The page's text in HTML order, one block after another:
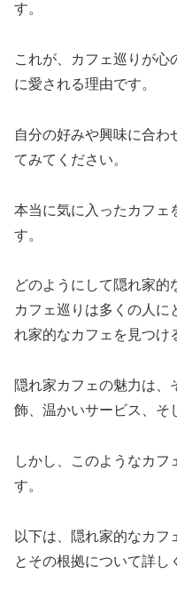
す。
これが、カフェ巡りが心
に愛される理由です。
自分の好みや興味に合わ
てみてください。
本当に気に入ったカフェ
す。
どのようにして隠れ家的
カフェ巡りは多くの人に
れ家的なカフェを見つけ
隠れ家カフェの魅力は、
飾、温かいサービス、そ
しかし、このようなカフ
す。
以下は、隠れ家的なカ
とその根拠について詳し